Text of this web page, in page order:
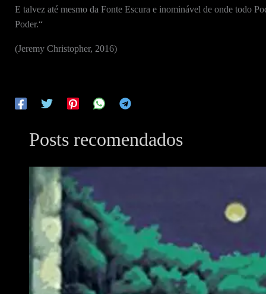
E talvez até mesmo da Fonte Escura e inominável de onde todo
Poder.“
(Jeremy Christopher, 2016)
Posts recomendados